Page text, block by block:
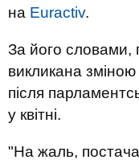
на Euractiv.
За його словами,
викликана
після
у квітні.
"На жаль,